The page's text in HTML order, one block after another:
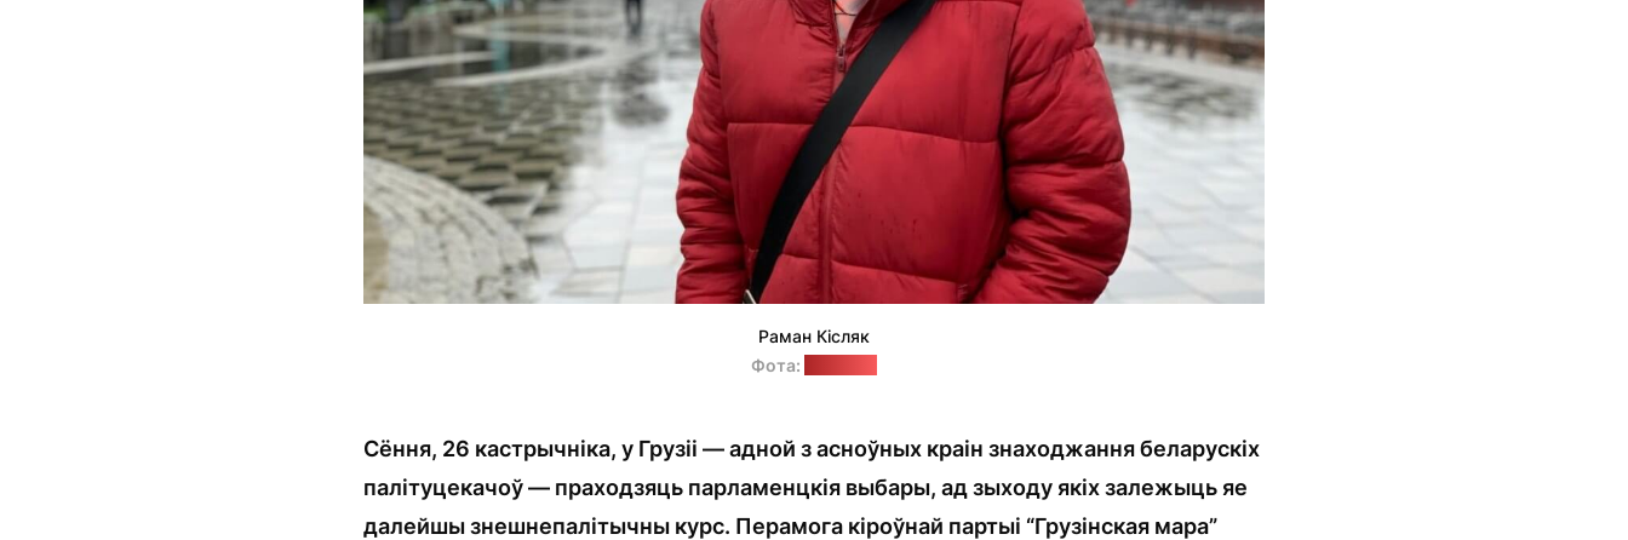
Раман Кісляк
Фота:
Сёння, 26 кастрычніка, у Грузіі — адной з асноўных краін знаходжання беларускіх
палітуцекачоў — праходзяць парламенцкія выбары, ад зыходу якіхзалежыць яе
далейшы знешнепалітычны курс. Перамога кіроўнай партыі “Грузінская мара”